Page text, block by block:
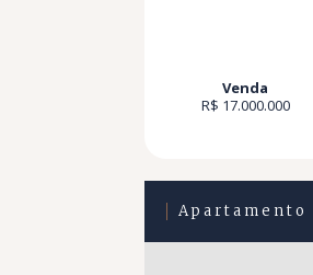
Venda
R$ 17.000.000
Apartamento